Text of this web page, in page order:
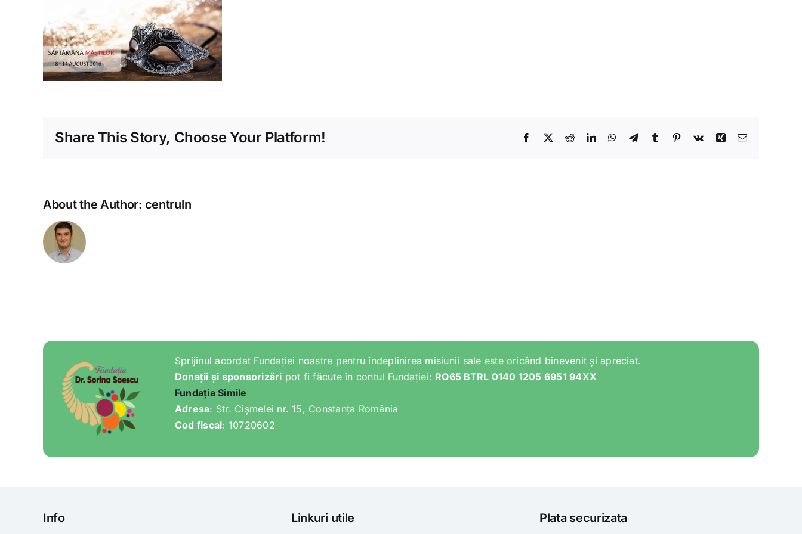
Share This Story, Choose Your Platform! Facebook
X RedditLinkedInWhatsApp
TelegramTumblr Pinterest
Vk Xing Email
About the Author: centruln
Sprijinul acordat Fundației noastre pentru îndeplinirea misiunii sale este oricând binevenit și apreciat.
Donații și sponsorizări pot fi făcute în contul Fundației: RO65 BTRL 0140 1205 6951 94XX
Fundația Simile
Adresa: Str. Cișmelei nr. 15, Constanța România
Cod fiscal: 10720602
Info Linkuri utile Plata securizata